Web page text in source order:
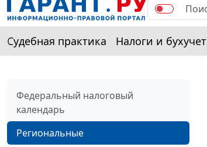
Судебная практика Налоги и бухучет
Федеральный налоговый
календарь
Региональные